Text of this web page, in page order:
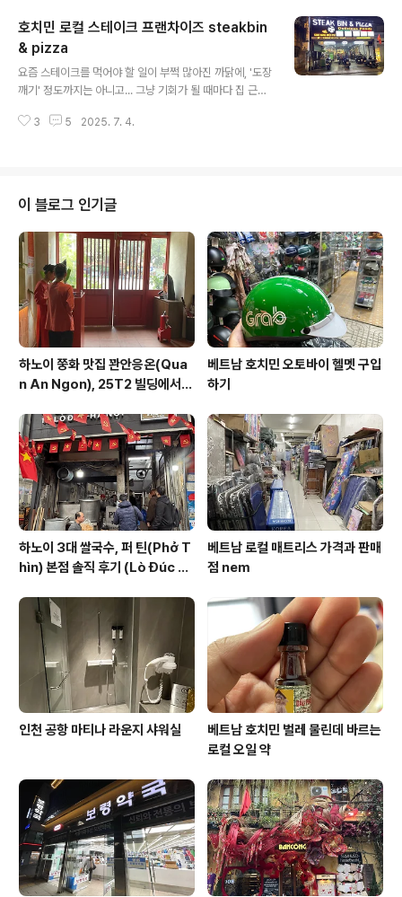
리스 판매점이 꽤나 많은 편이다. 나와 같은 경우처럼, 침대
는 뭐 없이도 대충 산다고 할지라도 뭐라도 하나 푹신한 것
하나는 있어야 자든지 말든지 할 것이니. 호치민 시에서 살
고 있는 수많은 가구들이 좁은 공간에서 생활하고 있는 경
공간이 더욱 작아지는 효과가 나기 때문이다. 나중에 그래
호치민 로컬 스테이크 프랜차이즈 steakbin
& pizza
요즘 스테이크를 먹어야 할 일이 부쩍 많아진 까닭에, '도장
깨기' 정도까지는 아니고... 그냥 기회가 될 때마다 집 근처
니고 있다. 그러던 차에 가게 된 '로컬 스테이크 음식점'원
문하였는데, 기대를 너무 하지 않아서 그런지 생각보다 맛
이 있었다. 완전 로컬 프랜차이즈인지 가격대는 정말 저렴
하고... 맛은 그냥 내가 기대했던 '저렴한 기본 스테이크
맛'알 프레스코는 정확히는 몰라도 외국 자본으로 운영되
는 프랜차이즈라고 들었는데, 스테이크빈은 로컬티가 팍팍
난다.하지만 개인적으로 가격..
3 5 2025. 7. 4.
이 블로그 인기글
하노이 쭝화 맛집 꽌안응온(Qua
n An Ngon), 25T2 빌딩에서
베트남 호치민 오토바이 헬멧 구입
하기
하노이 3대 쌀국수, 퍼 틴(Phở T
hìn) 본점 솔직 후기 (Lò Đúc 거
베트남 로컬 매트리스 가격과 판매
점 nem
인천 공항 마티나 라운지 샤워실
베트남 호치민 벌레 물린데 바르는
로컬 오일 약